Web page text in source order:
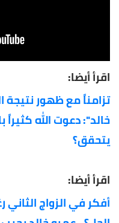
اقرأ أيضا:
تزامناً مع ظهور نتيجة
خالد": دعوت الله
يتحقق؟
اقرأ أيضا:
أفكر في الزواج